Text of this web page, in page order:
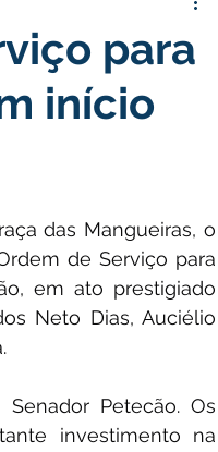
Comemorativas
Esporte
para
início
das Mangueiras, o
de Serviço para
em ato prestigiado
Neto Dias, Auciélio
Petecão. Os
investimento na